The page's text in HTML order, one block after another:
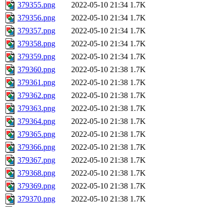
379355.png 2022-05-10 21:34 1.7K
379356.png
2022-05-10 21:34 1.7K
379357.png
2022-05-10 21:34 1.7K
379358.png
2022-05-10 21:34 1.7K
379359.png
2022-05-10 21:34 1.7K
379360.png
2022-05-10 21:38 1.7K
379361.png
2022-05-10 21:38 1.7K
379362.png
2022-05-10 21:38 1.7K
379363.png
2022-05-10 21:38 1.7K
379364.png
2022-05-10 21:38 1.7K
379365.png
2022-05-10 21:38 1.7K
379366.png
2022-05-10 21:38 1.7K
379367.png
2022-05-10 21:38 1.7K
379368.png
2022-05-10 21:38 1.7K
379369.png
2022-05-10 21:38 1.7K
379370.png
2022-05-10 21:38 1.7K